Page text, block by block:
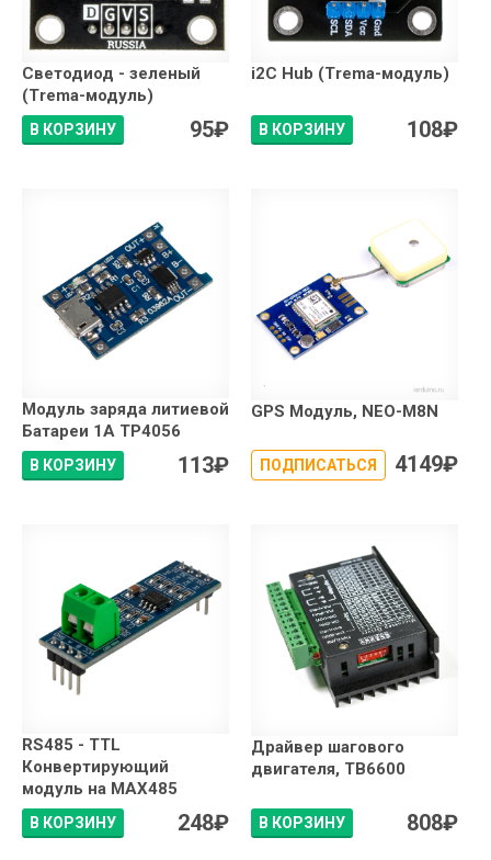
Светодиод - зеленый
(Trema-модуль)
В КОРЗИНУ 95₽
i2C Hub (Trema-модуль)
В КОРЗИНУ 108₽
Модуль заряда литиевой
Батареи 1А TP4056
В КОРЗИНУ 113₽
GPS Модуль, NEO-M8N
ПОДПИСАТЬСЯ 4149₽
RS485 - TTL
Конвертирующий
модуль на MAX485
В КОРЗИНУ 248₽
Драйвер шагового
двигателя, TB6600
В КОРЗИНУ 808₽